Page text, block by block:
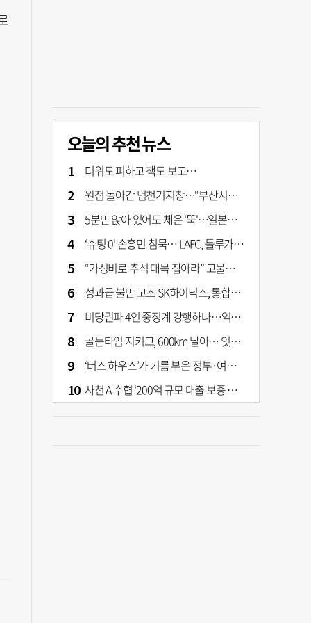
오늘의 추천 뉴스
더위도 피하고 책도 보고…
원점 돌아간 범천기지창…“부산시가 사업구조 전면 재검토 나서야"
5분만 앉아 있어도 체온 '뚝'…일본서 출시 '인간 냉장고' 가격은?
‘슈팅 0’ 손흥민 침묵… LAFC, 톨루카에 1-0 신승
“가성비로 추석 대목 잡아라” 고물가에 실속형 선물세트 확대
성과급 불만 고조 SK하이닉스, 통합노조 설립 본격화
비당권파 4인 중징계 강행하나…역풍 예고하는 張의 반격
골든타임 지키고, 600km 날아… 잇따라 생명 구한 부산소방 헬기
‘버스 하우스’가 기름 부은 정부·여당 부동산 정책
사천 A 수협 ‘200억 규모 대출 보증 이관’ 논란…검찰 송치